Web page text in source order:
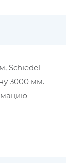
Schiedel
3000 мм.